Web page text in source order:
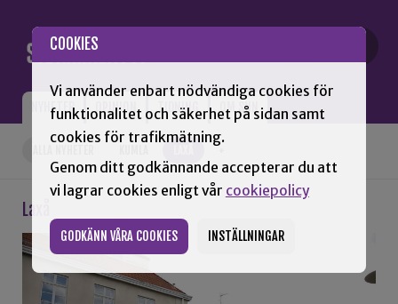
COOKIES
Vi använder enbart nödvändiga cookies för
funktionalitet och säkerhet på sidan samt
cookies för trafikmätning.
Genom ditt godkännande accepterar du att
vi lagrar cookies enligt vår cookiepolicy
GODKÄNN VÅRA COOKIES INSTÄLLNINGAR
NYHETER OPINION TIDNING OM SNN
+
Laxå